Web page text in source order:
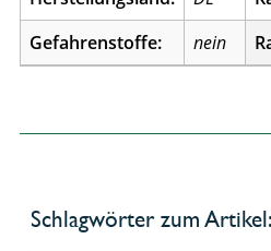
Gefahrenstoffe:
nein
Schlagwörter zum Artikel: